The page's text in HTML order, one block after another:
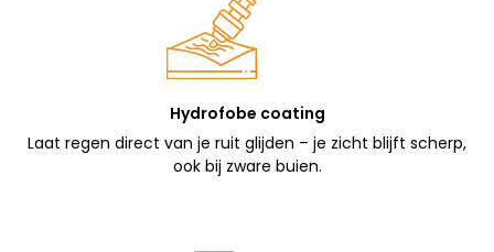
Hydrofobe coating
Laat regen direct van je ruit glijden – je zicht blijft scherp,
ook bij zware buien.